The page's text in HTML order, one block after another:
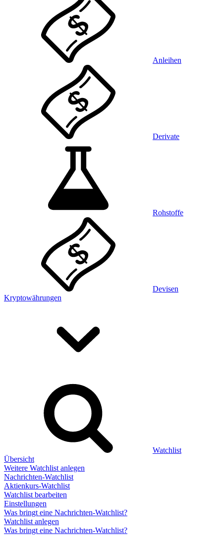
Anleihen
Derivate
Rohstoffe
Devisen
Kryptowährungen
Watchlist
Übersicht
Weitere Watchlist anlegen
Nachrichten-Watchlist
Aktienkurs-Watchlist
Watchlist bearbeiten
Einstellungen
Was bringt eine Nachrichten-Watchlist?
Watchlist anlegen
Was bringt eine Nachrichten-Watchlist?